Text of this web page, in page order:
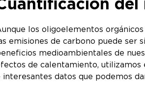
los oligoelementos
emisiones de carbono puede ser
medioambientales de
de calentamiento, utilizamos
interesantes datos que podemos